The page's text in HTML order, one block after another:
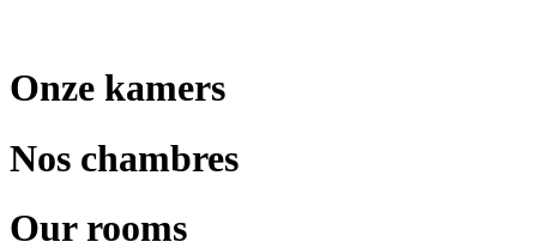
Onze kamers
Nos chambres
Our rooms